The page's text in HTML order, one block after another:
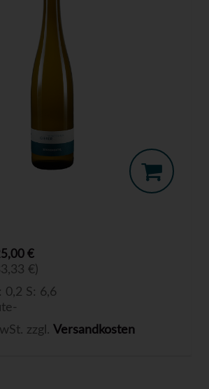
€
€)
0,2 S: 6,6
zzgl. Versandkosten